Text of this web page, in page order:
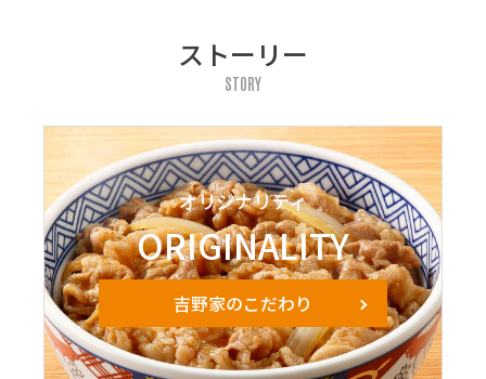
ストーリー
STORY
オリジナリティ
ORIGINALITY
吉野家のこだわり